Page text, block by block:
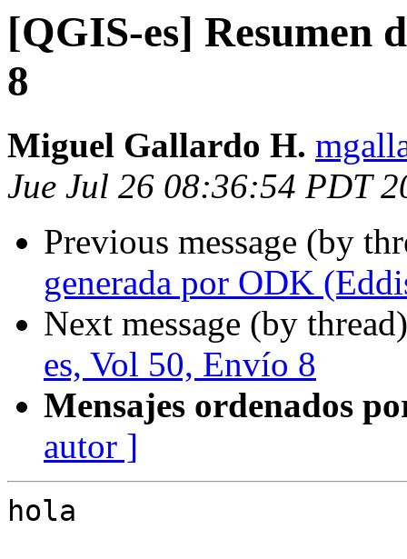
[QGIS-es] Resumen
8
Miguel Gallardo H.
Jue Jul 26 08:36:54 PDT
Previous message (by
generada por ODK
Next message (by
es, Vol 50, Envío 8
Mensajes ordenados
autor ]
hola